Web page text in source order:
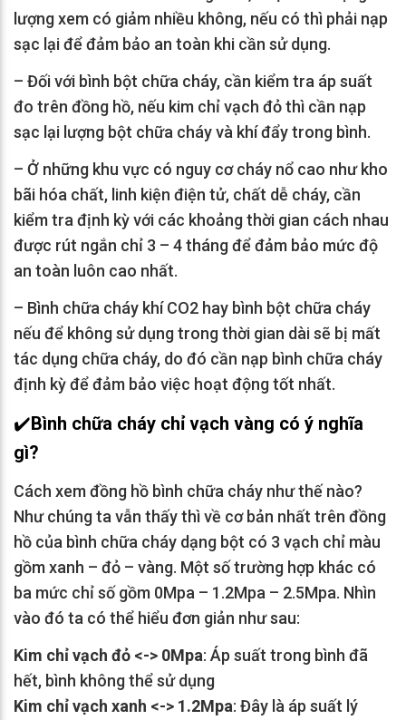
lượng xem có giảm nhiều không, nếu có thì phải nạp
sạc lại để đảm bảo an toàn khi cần sử dụng.
– Đối với bình bột chữa cháy, cần kiểm tra áp suất
đo trên đồng hồ, nếu kim chỉ vạch đỏ thì cần nạp
sạc lại lượng bột chữa cháy và khí đẩy trong bình.
– Ở những khu vực có nguy cơ cháy nổ cao như kho
bãi hóa chất, linh kiện điện tử, chất dễ cháy, cần
kiểm tra định kỳ với các khoảng thời gian cách nhau
được rút ngắn chỉ 3 – 4 tháng để đảm bảo mức độ
an toàn luôn cao nhất.
– Bình chữa cháy khí CO2 hay bình bột chữa cháy
nếu để không sử dụng trong thời gian dài sẽ bị mất
tác dụng chữa cháy, do đó cần nạp bình chữa cháy
định kỳ để đảm bảo việc hoạt động tốt nhất.
✔️Bình chữa cháy chỉ vạch vàng có ý nghĩa
gì?
Cách xem đồng hồ bình chữa cháy như thế nào?
Như chúng ta vẫn thấy thì về cơ bản nhất trên đồng
hồ của bình chữa cháy dạng bột có 3 vạch chỉ màu
gồm xanh – đỏ – vàng. Một số trường hợp khác có
ba mức chỉ số gồm 0Mpa – 1.2Mpa – 2.5Mpa. Nhìn
vào đó ta có thể hiểu đơn giản như sau:
Kim chỉ vạch đỏ <-> 0Mpa: Áp suất trong bình đã
hết, bình không thể sử dụng
Kim chỉ vạch xanh <-> 1.2Mpa: Đây là áp suất lý